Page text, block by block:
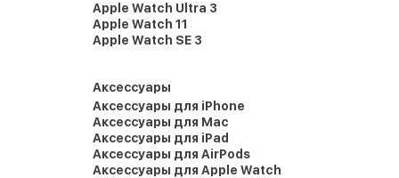
Apple Watch Ultra 3
Apple Watch 11
Apple Watch SE 3
Аксессуары
Аксессуары для iPhone
Аксессуары для Mac
Аксессуары для iPad
Аксессуары для AirPods
Аксессуары для Apple Watch